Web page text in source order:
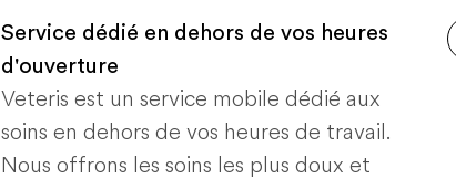
Service dédié en dehors de vos heures
d'ouverture
Veteris est un service mobile dédié aux
soins en dehors de vos heures de travail.
Nous offrons les soins les plus doux et